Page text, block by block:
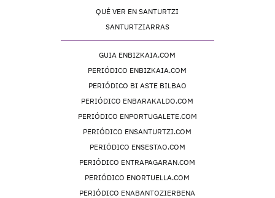
QUÉ VER EN SANTURTZI
SANTURTZIARRAS
GUIA ENBIZKAIA.COM
PERIÓDICO ENBIZKAIA.COM
PERIÓDICO BI ASTE BILBAO
PERIÓDICO ENBARAKALDO.COM
PERIÓDICO ENPORTUGALETE.COM
PERIÓDICO ENSANTURTZI.COM
PERIÓDICO ENSESTAO.COM
PERIÓDICO ENTRAPAGARAN.COM
PERIÓDICO ENORTUELLA.COM
PERIÓDICO ENABANTOZIERBENA